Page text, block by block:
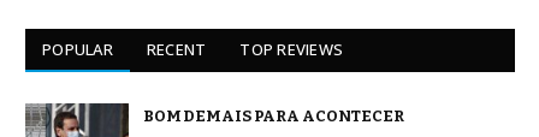
POPULAR RECENT TOP REVIEWS
BOM DEMAIS PARA ACONTECER